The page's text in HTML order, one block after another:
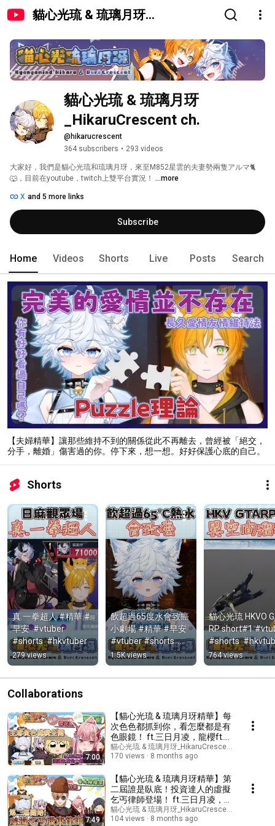
貓心光琉 & 琉璃月玡
貓心光琉 & 琉璃月玡
_HikaruCrescent ch.
@hikarucrescent
364 subscribers • 293 videos
大家好，我們是貓心光琉和琉璃月玡，來至M852星雲的夫妻勢兩隻アルマ🐈
🐺，目前在youtube，twitch上雙平台實況！ ...more
X and 5 more links
Subscribe
Home Videos Shorts Live Posts Search
【夫婦精華】讓那些維持不到的關係從此不再離去，曾經被「絕交，
分手，離婚」傷害過的你。停下來，想一想。好好保護心底的自己。
Shorts
真.一拳超人 #精華 #
早安  #vtuber
#shorts  #hkvtuber
279 views
飲超過65度水會致癌
小劇場 #精華 #早安
#vtuber #shorts
#hkvtuber
1.5K views
貓心光琉 HKVO
RP short#1
#shorts
764 views
Collaborations
7:00
【貓心光琉 & 琉璃月玡精華】每
次色色都抓到你，看怎麼都是有
色眼鏡！ ft.三日月凌，龍櫻ft.三
日月凌,龍桜ティアマト,津路あ
さひ,怜奈RENA
貓心光琉 & 琉璃月玡_HikaruCrescent ch. and 2
170 views
8 months ago
7:49
【貓心光琉 & 琉璃月玡精華】第
二屆誰是臥底！投資達人的虛擬
乞丐律師登場！ ft.三日月凌，龍
櫻ft.三日月凌,龍桜ティアマト,
津路あさひ,怜奈RENA
貓心光琉 & 琉璃月玡_HikaruCrescent ch. and 2
104 views
8 months ago